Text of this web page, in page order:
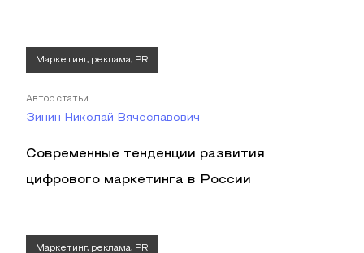
Маркетинг, реклама, PR
Автор статьи
Зинин Николай Вячеславович
Современные тенденции развития
цифрового маркетинга в России
Маркетинг, реклама, PR